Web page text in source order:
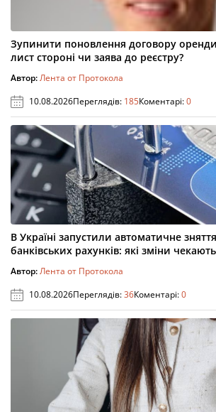
Зупинити поновлення договору
лист стороні чи заява до реєстру?
Автор:Лента от Протокола
10.08.2026Переглядів: 185Коментарі:0
В Україні запустили автоматичне
банківських рахунків: які зміни
Автор:Лента от Протокола
10.08.2026Переглядів:36Коментарі:0